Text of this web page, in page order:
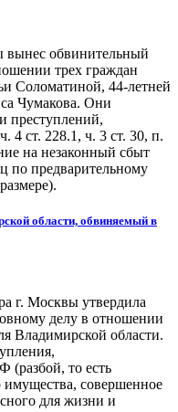
вынес обвинительный
трех граждан
Соломатиной, 44-летней
Чумакова. Они
преступлений,
4 ст. 228.1, ч. 3 ст. 30, п.
на незаконный сбыт
по предварительному
области, обвиняемый в
г. Москвы утвердила
делу в отношении
Владимирской области.
(разбой, то есть
совершенное
для жизни и